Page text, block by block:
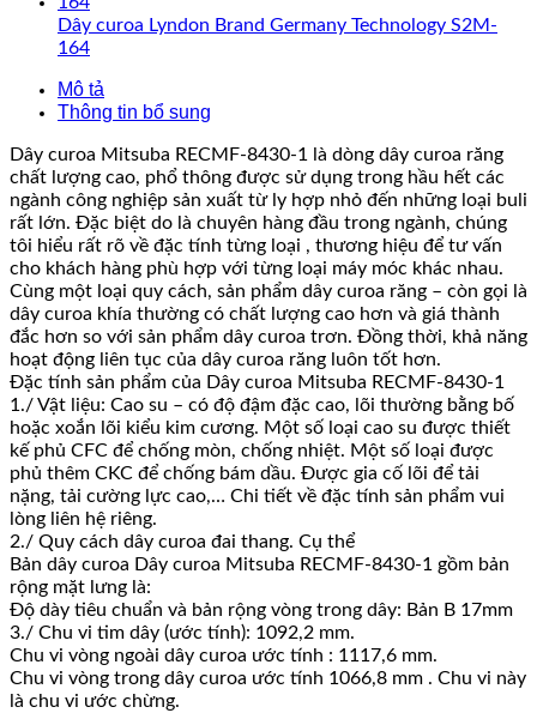
Dây curoa Lyndon Brand Germany Technology S2M-
164
Mô tả
Thông tin bổ sung
Dây curoa Mitsuba RECMF-8430-1 là dòng dây curoa răng
chất lượng cao, phổ thông được sử dụng trong hầu hết các
ngành công nghiệp sản xuất từ ly hợp nhỏ đến những loại buli
rất lớn. Đặc biệt do là chuyên hàng đầu trong ngành, chúng
tôi hiểu rất rõ về đặc tính từng loại , thương hiệu để tư vấn
cho khách hàng phù hợp với từng loại máy móc khác nhau.
Cùng một loại quy cách, sản phẩm dây curoa răng – còn gọi là
dây curoa khía thường có chất lượng cao hơn và giá thành
đắc hơn so với sản phẩm dây curoa trơn. Đồng thời, khả năng
hoạt động liên tục của dây curoa răng luôn tốt hơn.
Đặc tính sản phẩm của Dây curoa Mitsuba RECMF-8430-1
1./ Vật liệu: Cao su – có độ đậm đặc cao, lõi thường bằng bố
hoặc xoắn lõi kiểu kim cương. Một số loại cao su được thiết
kế phủ CFC để chống mòn, chống nhiệt. Một số loại được
phủ thêm CKC để chống bám dầu. Được gia cố lõi để tải
nặng, tải cường lực cao,… Chi tiết về đặc tính sản phẩm vui
lòng liên hệ riêng.
2./ Quy cách dây curoa đai thang. Cụ thể
Bản dây curoa Dây curoa Mitsuba RECMF-8430-1 gồm bản
rộng mặt lưng là:
Độ dày tiêu chuẩn và bản rộng vòng trong dây: Bản B 17mm
3./ Chu vi tim dây (ước tính): 1092,2 mm.
Chu vi vòng ngoài dây curoa ước tính : 1117,6 mm.
Chu vi vòng trong dây curoa ước tính 1066,8 mm . Chu vi này
là chu vi ước chừng.